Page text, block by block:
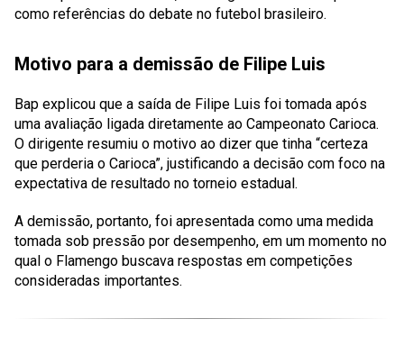
como referências do debate no futebol brasileiro.
Motivo para a demissão de Filipe Luis
Bap explicou que a saída de Filipe Luis foi tomada após
uma avaliação ligada diretamente ao Campeonato Carioca.
O dirigente resumiu o motivo ao dizer que tinha “certeza
que perderia o Carioca”, justificando a decisão com foco na
expectativa de resultado no torneio estadual.
A demissão, portanto, foi apresentada como uma medida
tomada sob pressão por desempenho, em um momento no
qual o Flamengo buscava respostas em competições
consideradas importantes.